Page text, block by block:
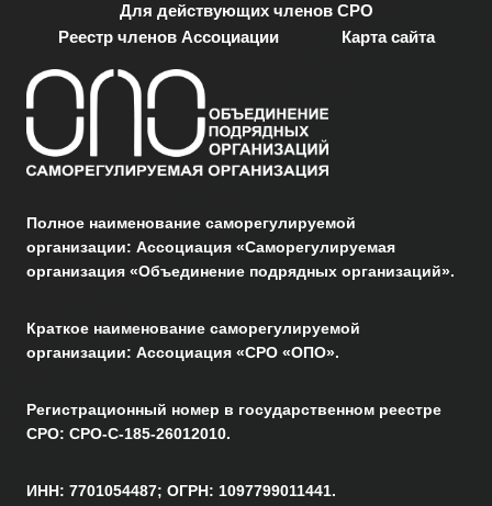
Для действующих членов СРО
Реестр членов Ассоциации
Карта сайта
Полное наименование саморегулируемой
организации: Ассоциация «Саморегулируемая
организация «Объединение подрядных организаций».
Краткое наименование саморегулируемой
организации: Ассоциация «СРО «ОПО».
Регистрационный номер в государственном реестре
СРО: СРО-С-185-26012010.
ИНН: 7701054487; ОГРН: 1097799011441.